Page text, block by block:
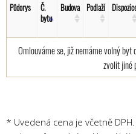
Půdorys
Č.
bytu
Budova Podlaží
Omlouváme se, již nemáme volný
zvolit jiné
* Uvedená cena je včetně